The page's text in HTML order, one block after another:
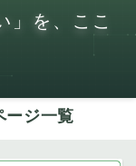
」を、ここ